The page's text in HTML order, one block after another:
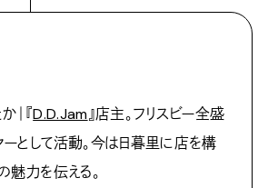
｜『D.D.Jam』店主。フリスビー全盛
として活動。今は日暮里に店を構
魅力を伝える。